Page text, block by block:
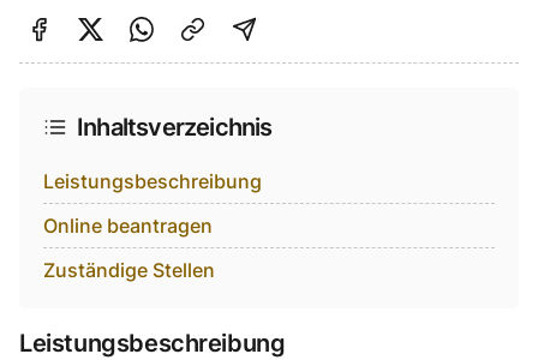
Auf Facebook teilen
Auf Twitter teilen
Per Link teilen
shareViaEmail
Inhaltsverzeichnis
Leistungsbeschreibung
Online beantragen
Zuständige Stellen
Leistungsbeschreibung